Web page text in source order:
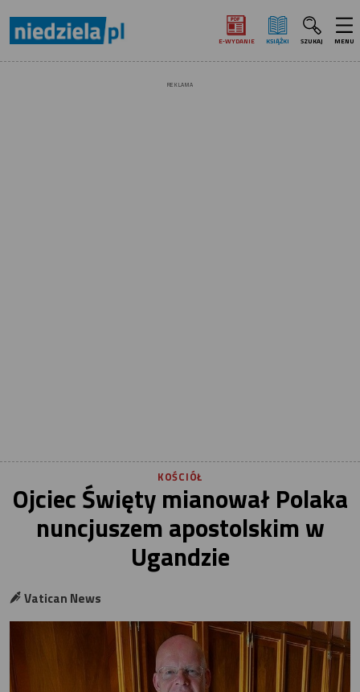
E‑WYDANIE KSIĄŻKI SZUKAJ MENU
REKLAMA
KOŚCIÓŁ
Ojciec Święty mianował Polaka
nuncjuszem apostolskim w
Ugandzie
Vatican News